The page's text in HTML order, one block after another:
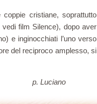
cristiane, soprattutto
film Silence), dopo aver
e inginocchiati l’uno verso
del reciproco amplesso, si
! p. Luciano